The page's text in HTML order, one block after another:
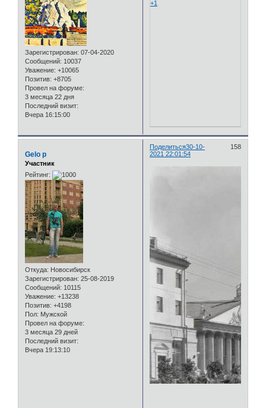
Зарегистрирован: 07-04-2020
Сообщений: 10037
Уважение: +10065
Позитив: +8705
Провел на форуме:
3 месяца 22 дня
Последний визит:
Вчера 16:15:00
+1
Поделиться 158
30-10-
2021 22:01:54
Gelo p
Участник
Рейтинг:
Откуда: Новосибирск
Зарегистрирован: 25-08-2019
Сообщений: 10115
Уважение: +13238
Позитив: +4198
Пол: Мужской
Провел на форуме:
3 месяца 29 дней
Последний визит:
Вчера 19:13:10